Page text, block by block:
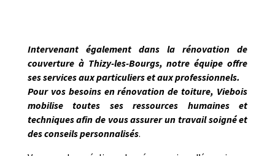
Intervenant également dans larénovation de
couvertureà Thizy-les-Bourgs, notre équipe offre
ses services aux particuliers et aux professionnels.
Pour vos besoins en rénovation de toiture, Viebois
mobilise toutes ses ressources humaines et
techniques afin de vous assurer un travail soigné et
des conseils personnalisés.